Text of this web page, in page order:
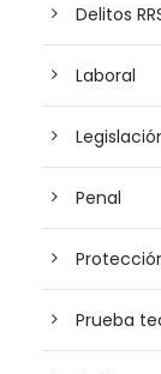
Delitos
Laboral
Penal
Prueba